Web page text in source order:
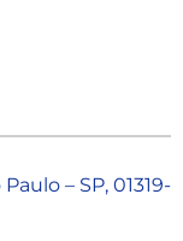
– SP, 01319-